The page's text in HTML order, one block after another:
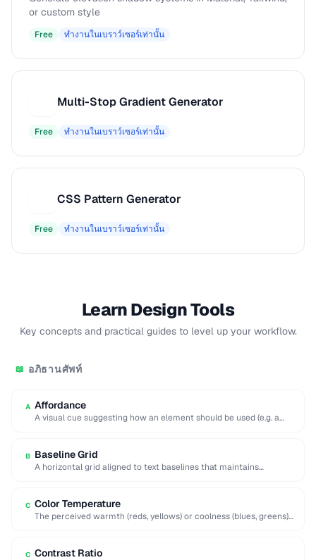
or custom style
Free ทำงานในเบราว์เซอร์เท่านั้น
Multi-Stop Gradient Generator
Free ทำงานในเบราว์เซอร์เท่านั้น
CSS Pattern Generator
Free ทำงานในเบราว์เซอร์เท่านั้น
Learn Design Tools
Key concepts and practical guides to level up your workflow.
📖 อภิธานศัพท์
A Affordance
A visual cue suggesting how an element should be used (e.g. a
B Baseline Grid
A horizontal grid aligned to text baselines that maintains
C Color Temperature
The perceived warmth (reds, yellows) or coolness (blues, greens)
C Contrast Ratio